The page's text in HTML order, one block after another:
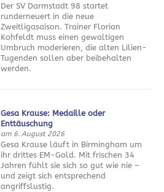
Der SV Darmstadt 98 startet
runderneuert in die neue
Zweitligasaison. Trainer Florian
Kohfeldt muss einen gewaltigen
Umbruch moderieren, die alten Lilien-
Tugenden sollen aber beibehalten
werden.
Gesa Krause: Medaille oder
Enttäuschung
am 6. August 2026
Gesa Krause läuft in Birmingham um
ihr drittes EM-Gold. Mit frischen 34
Jahren fühlt sie sich so gut wie nie –
und zeigt sich entsprechend
angriffslustig.